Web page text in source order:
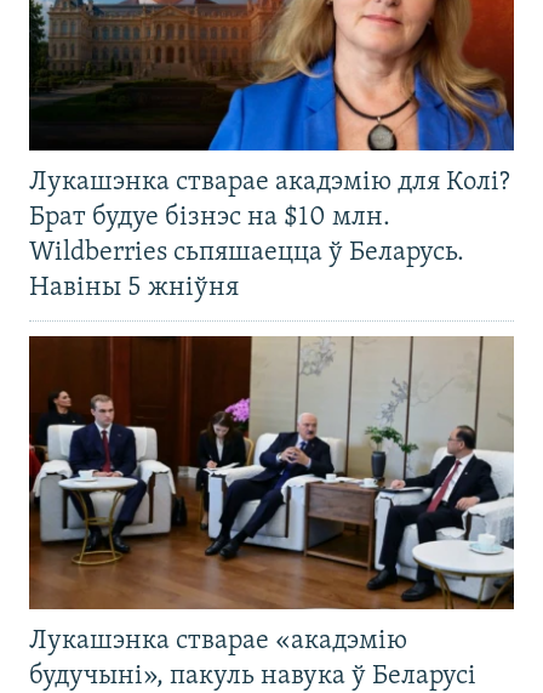
Лукашэнка стварае акадэмію для Колі?
Брат будуе бізнэс на $10 млн.
Wildberries сьпяшаецца ў Беларусь.
Навіны 5 жніўня
Лукашэнка стварае «акадэмію
будучыні», пакуль навука ў Беларусі